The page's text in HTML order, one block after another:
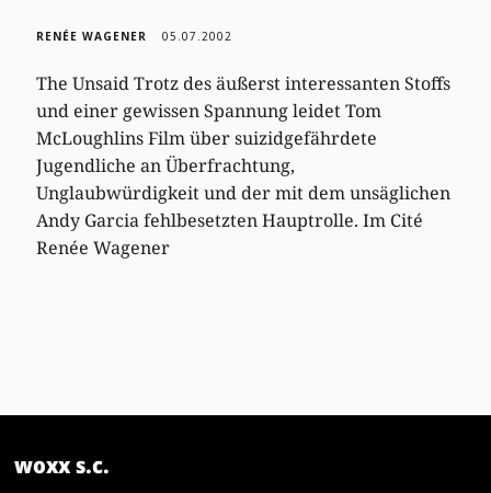
RENÉE WAGENER 05.07.2002
The Unsaid Trotz des äußerst interessanten Stoffs
und einer gewissen Spannung leidet Tom
McLoughlins Film über suizidgefährdete
Jugendliche an Überfrachtung,
Unglaubwürdigkeit und der mit dem unsäglichen
Andy Garcia fehlbesetzten Hauptrolle. Im Cité
Renée Wagener
woxx s.c.